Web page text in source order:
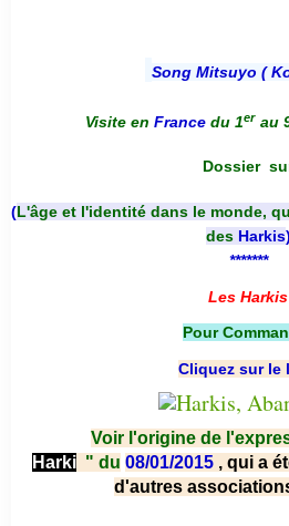
Song Mitsuyo (
Visite en France du 1er au
Dossier
(L'âge et l'identité dans le monde,
des Harkis)
*******
Les Harkis
Pour
Cliquez sur le
Voir l'origine de
Harki " du 08/01/2015 , qui a
d'autres